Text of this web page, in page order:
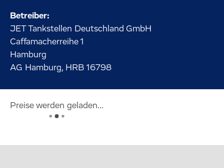
Betreiber:
JET Tankstellen Deutschland GmbH
Caffamacherreihe 1
Hamburg
AG Hamburg, HRB 16798
Preise werden geladen...